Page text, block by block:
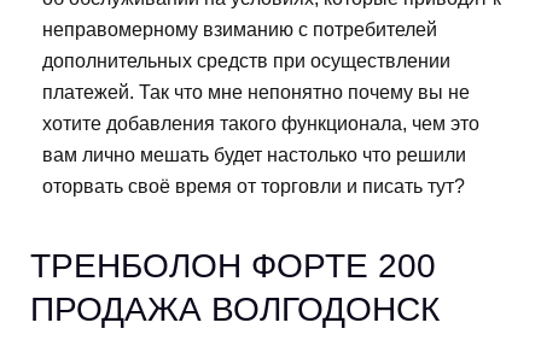
неправомерному взиманию с потребителей
дополнительных средств при осуществлении
платежей. Так что мне непонятно почему вы не
хотите добавления такого функционала, чем это
вам лично мешать будет настолько что решили
оторвать своё время от торговли и писать тут?
ТРЕНБОЛОН ФОРТЕ 200
ПРОДАЖА ВОЛГОДОНСК